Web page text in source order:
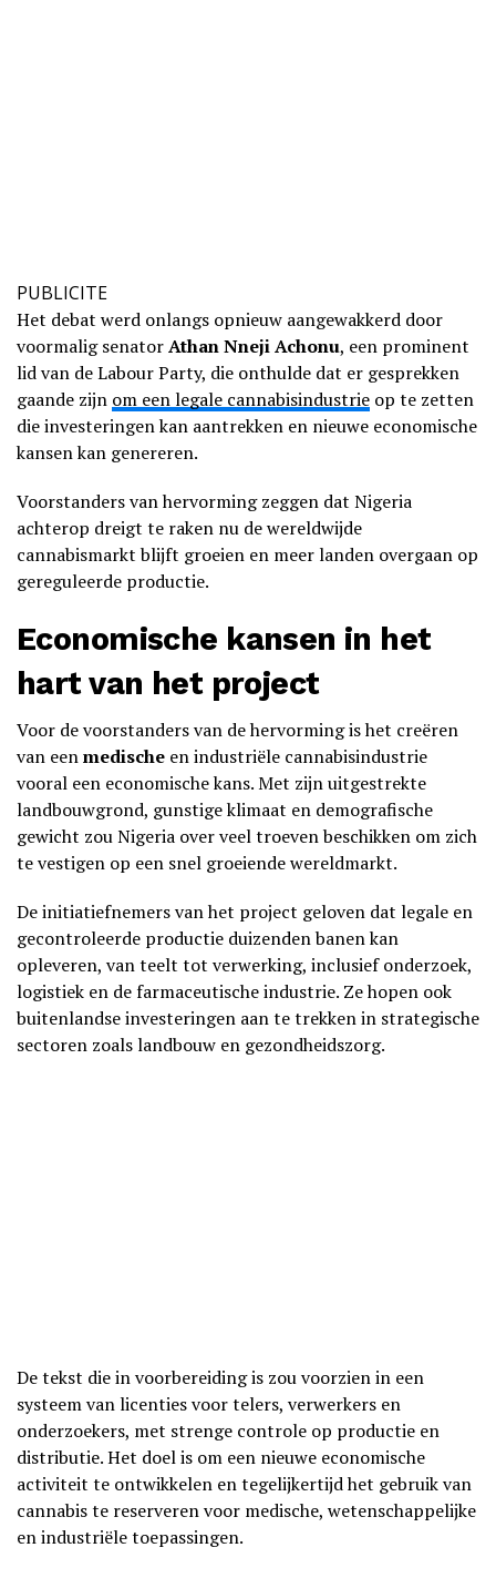
PUBLICITE
Het debat werd onlangs opnieuw aangewakkerd door
voormalig senatorAthan Nneji Achonu, een prominent
lid van de Labour Party, die onthulde dat er gesprekken
gaande zijn om een legale cannabisindustrie op te zetten
die investeringen kan aantrekken en nieuwe economische
kansen kan genereren.
Voorstanders van hervorming zeggen dat Nigeria
achterop dreigt te raken nu de wereldwijde
cannabismarkt blijft groeien en meer landen overgaan op
gereguleerde productie.
Economische kansen in het
hart van het project
Voor de voorstanders van de hervorming is het creëren
van eenmedische en industriële cannabisindustrie
vooral een economische kans. Met zijn uitgestrekte
landbouwgrond, gunstige klimaat en demografische
gewicht zou Nigeria over veel troeven beschikken om zich
te vestigen op een snel groeiende wereldmarkt.
De initiatiefnemers van het project geloven dat legale en
gecontroleerde productie duizenden banen kan
opleveren, van teelt tot verwerking, inclusief onderzoek,
logistiek en de farmaceutische industrie. Ze hopen ook
buitenlandse investeringen aan te trekken in strategische
sectoren zoals landbouw en gezondheidszorg.
De tekst die in voorbereiding is zou voorzien in een
systeem van licenties voor telers, verwerkers en
onderzoekers, met strenge controle op productie en
distributie. Het doel is om een nieuwe economische
activiteit te ontwikkelen en tegelijkertijd het gebruik van
cannabis te reserveren voor medische, wetenschappelijke
en industriële toepassingen.